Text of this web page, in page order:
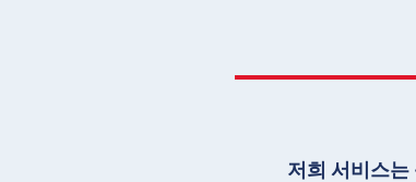
저희 서비스는